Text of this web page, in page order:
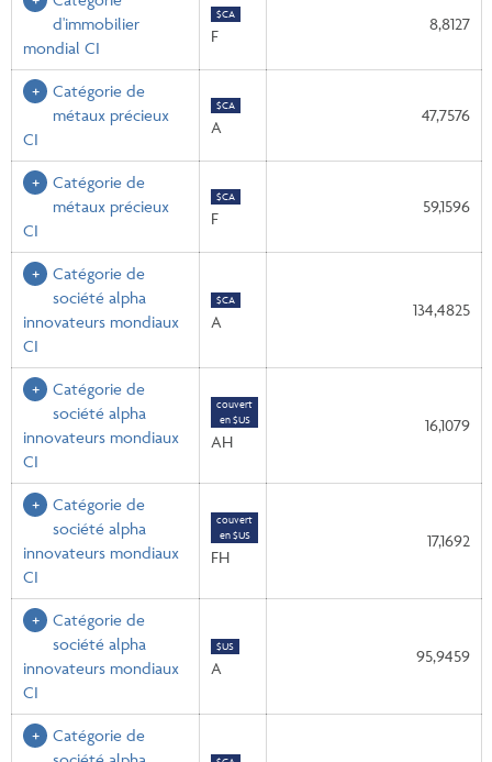
d'immobilier
mondial CI
$CA
F
8,8127
Catégorie de
métaux précieux
CI
$CA
A
47,7576
Catégorie de
métaux précieux
CI
$CA
F
59,1596
Catégorie de
société alpha
innovateurs mondiaux
CI
$CA
A
134,4825
Catégorie de
société alpha
innovateurs mondiaux
CI
couvert
en $US
AH
16,1079
Catégorie de
société alpha
innovateurs mondiaux
CI
couvert
en $US
FH
17,1692
Catégorie de
société alpha
innovateurs mondiaux
CI
$US
A
95,9459
Catégorie de